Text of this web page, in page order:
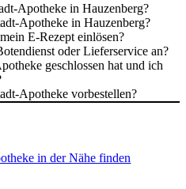
Apotheke in Hauzenberg?
Apotheke in Hauzenberg?
E-Rezept einlösen?
oder Lieferservice an?
geschlossen hat und ich
Apotheke vorbestellen?